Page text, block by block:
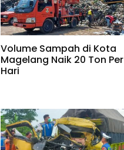
Volume Sampah di Kota
Magelang Naik 20 Ton Per
Hari